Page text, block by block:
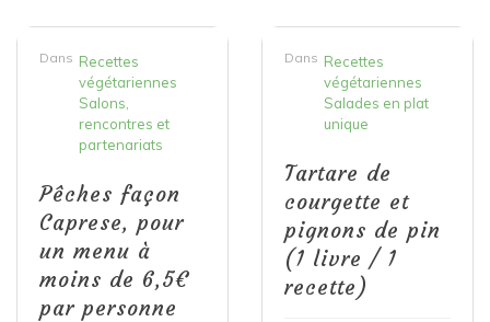
Dans Recettes
végétariennes
Salons,
rencontres et
partenariats
Pêches façon
Caprese, pour
un menu à
moins de 6,5€
par personne
Dans Recettes
végétariennes
Salades en plat
unique
Tartare de
courgette et
pignons de pin
(1 livre / 1
recette)